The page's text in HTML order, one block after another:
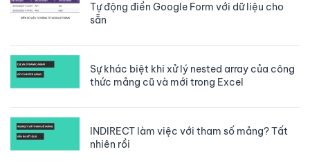
Tự động điền Google Form với dữ liệu cho
sẵn
Sự khác biệt khi xử lý nested array của công
thức mảng cũ và mới trong Excel
INDIRECT làm việc với tham số mảng? Tất
nhiên rồi